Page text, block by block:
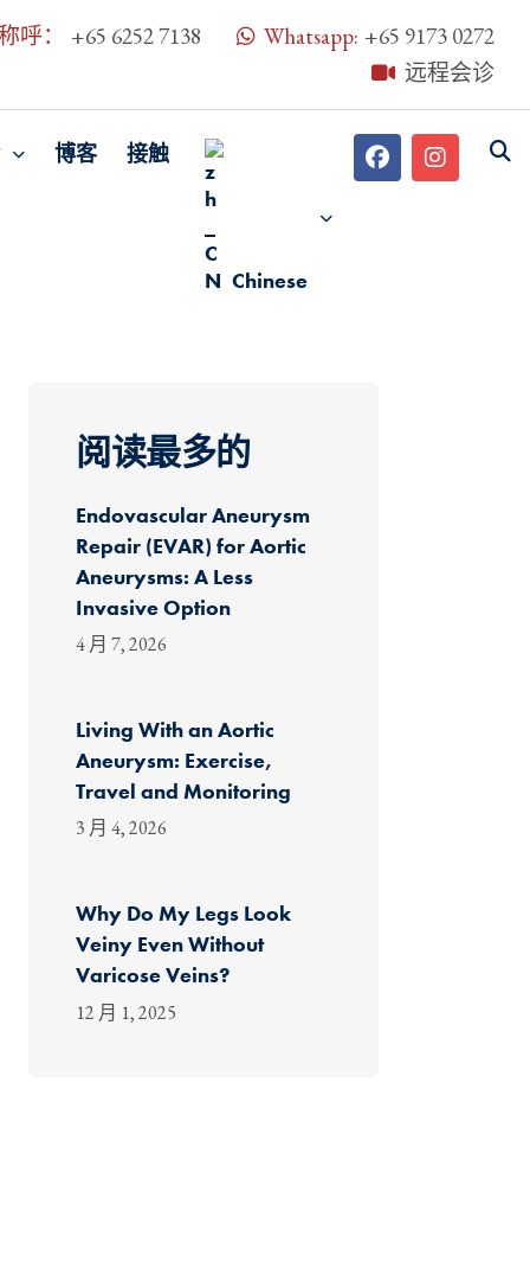
呼： +65 6252 7138 Whatsapp: +65 9173 0272
远程会诊
博客 接触
Chinese
阅读最多的
Endovascular Aneurysm
Repair (EVAR) for Aortic
Aneurysms: A Less
Invasive Option
4 月 7, 2026
Living With an Aortic
Aneurysm: Exercise,
Travel and Monitoring
3 月 4, 2026
Why Do My Legs Look
Veiny Even Without
Varicose Veins?
12 月 1, 2025